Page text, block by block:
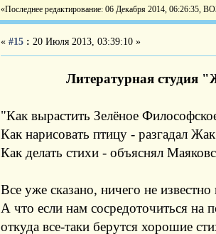
«Последнее редактирование: 06 Декабря 2014, 06:26:35,
« #15 : 20 Июля 2013, 03:39:10 »
Литературная студия
"Как вырастить Зелёное
Как нарисовать птицу - разгадал
Как делать стихи - объяснял
Все уже сказано, ничего не известно
А что если нам сосредоточиться на
откуда все-таки берутся хорошие